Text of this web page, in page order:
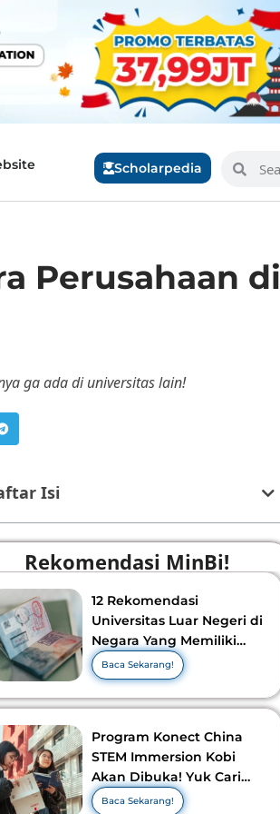
Scholarpedia
Perusahaan di
ga ada di universitas lain!
Isi
Rekomendasi MinBi!
12 Rekomendasi
Universitas Luar Negeri di
Negara Yang Memiliki
Visa Murah di 2026-2027!
Baca Sekarang!
Program Konect China
STEM Immersion Kobi
Akan Dibuka! Yuk Cari
Tahu Info Selengkapnya!
Baca Sekarang!